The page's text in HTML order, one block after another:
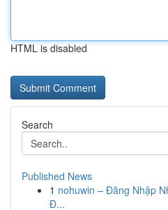
HTML is disabled
Search
Published News
1 nohuwin – Đăng Nhập
Đ...